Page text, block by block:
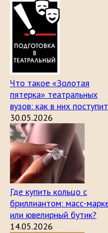
Что такое «Золотая
пятерка» театральных
вузов: как в них
30.05.2026
Где купить кольцо с
бриллиантом: масс-
или ювелирный бутик?
14.05.2026